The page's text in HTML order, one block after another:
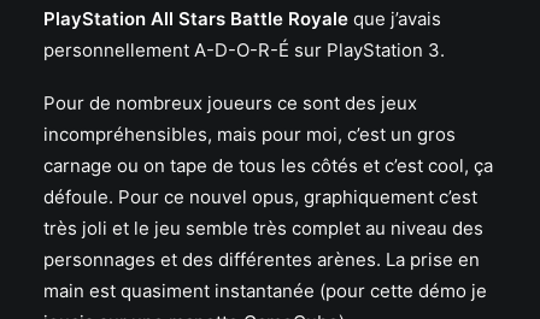
PlayStation All Stars Battle Royale que j’avais
personnellement A-D-O-R-É sur PlayStation 3.
Pour de nombreux joueurs ce sont des jeux
incompréhensibles, mais pour moi, c’est un gros
carnage ou on tape de tous les côtés et c’est cool, ça
défoule. Pour ce nouvel opus, graphiquement c’est
très joli et le jeu semble très complet au niveau des
personnages et des différentes arènes. La prise en
main est quasiment instantanée (pour cette démo je